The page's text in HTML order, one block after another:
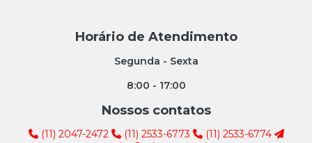
Horário de Atendimento
Segunda - Sexta
8:00 - 17:00
Nossos contatos
(11) 2047-2472 (11) 2533-6773
(11) 2533-6774